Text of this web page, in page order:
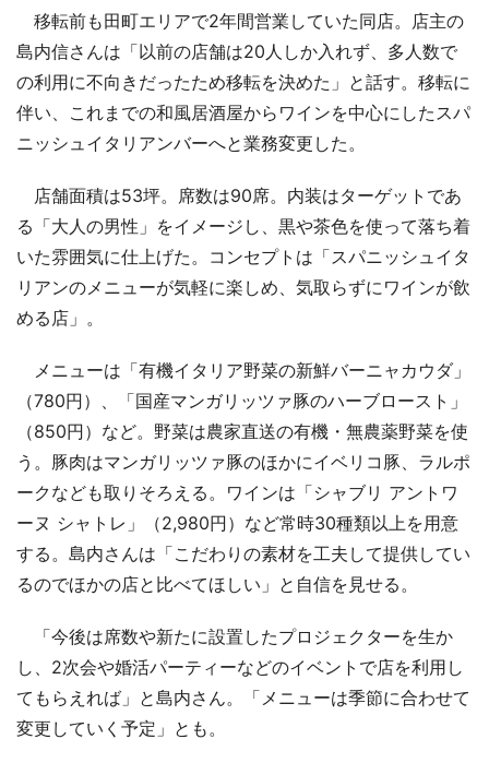
移転前も田町エリアで2年間営業していた同店。店主の
島内信さんは「以前の店舗は20人しか入れず、多人数で
の利用に不向きだったため移転を決めた」と話す。移転に
伴い、これまでの和風居酒屋からワインを中心にしたスパ
ニッシュイタリアンバーへと業務変更した。
店舗面積は53坪。席数は90席。内装はターゲットであ
る「大人の男性」をイメージし、黒や茶色を使って落ち着
いた雰囲気に仕上げた。コンセプトは「スパニッシュイタ
リアンのメニューが気軽に楽しめ、気取らずにワインが飲
める店」。
メニューは「有機イタリア野菜の新鮮バーニャカウダ」
（780円）、「国産マンガリッツァ豚のハーブロースト」
（850円）など。野菜は農家直送の有機・無農薬野菜を使
う。豚肉はマンガリッツァ豚のほかにイベリコ豚、ラルポ
ークなども取りそろえる。ワインは「シャブリ アントワ
ーヌ シャトレ」（2,980円）など常時30種類以上を用意
する。島内さんは「こだわりの素材を工夫して提供してい
るのでほかの店と比べてほしい」と自信を見せる。
「今後は席数や新たに設置したプロジェクターを生か
し、2次会や婚活パーティーなどのイベントで店を利用し
てもらえれば」と島内さん。「メニューは季節に合わせて
変更していく予定」とも。